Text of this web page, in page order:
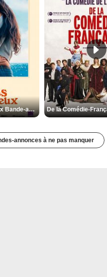
Les Matins merveilleux Bande-annonce VF
annonces à ne pas manquer